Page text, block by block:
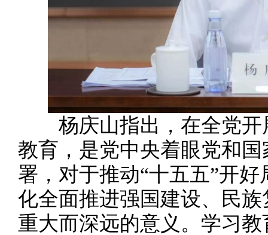
杨庆山指出，在全党开
教育，是党中央着眼党和
署，对于推动“十五五”开
化全面推进强国建设、民
重大而深远的意义。学习